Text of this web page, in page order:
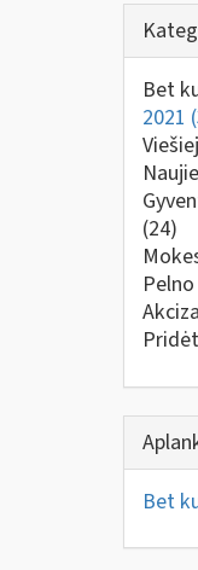
Bet
2021
(24)
Bet